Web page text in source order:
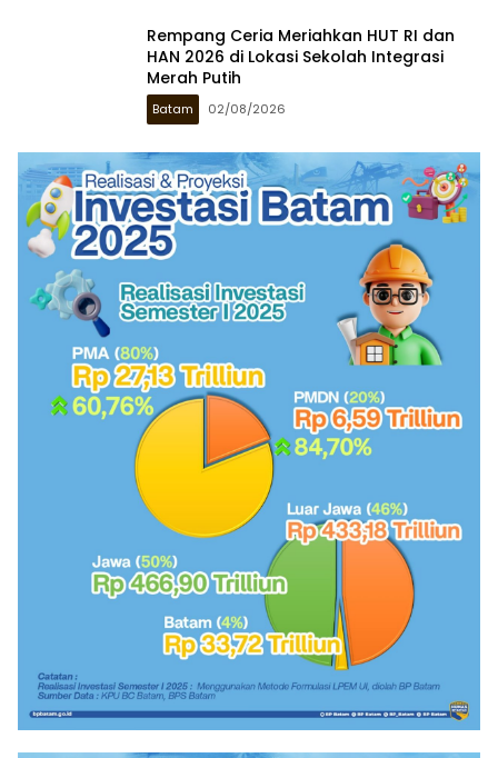
Rempang Ceria Meriahkan HUT RI dan
HAN 2026 di Lokasi Sekolah Integrasi
Merah Putih
Batam 02/08/2026